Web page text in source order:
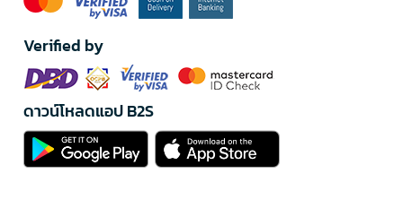
Verified by
ดาวน์โหลดแอป B2S